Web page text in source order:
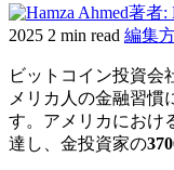
著者:
2025 2 min read 編集
ビットコイン投資会
メリカ人の金融習慣
す。アメリカにおけ
達し、金投資家の